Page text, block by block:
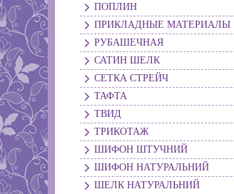
ПОПЛИН
ПРИКЛАДНЫЕ МАТЕРИАЛЫ
РУБАШЕЧНАЯ
САТИН ШЕЛК
СЕТКА СТРЕЙЧ
ТАФТА
ТВИД
ТРИКОТАЖ
ШИФОН ШТУЧНИЙ
ШИФОН НАТУРАЛЬНИЙ
ШЕЛК НАТУРАЛЬНИЙ